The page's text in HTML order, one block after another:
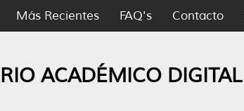
Más Recientes FAQ's Contacto
ACADÉMICO DIGITAL